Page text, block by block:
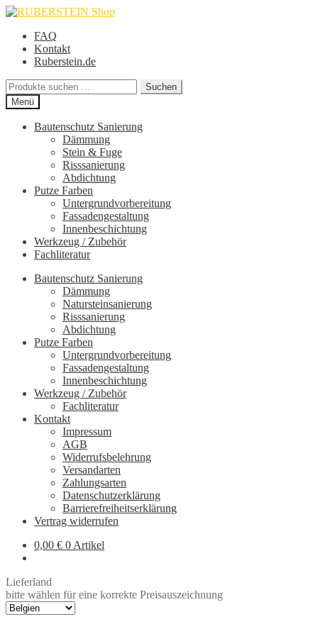
Zur
springen
Zum
springenFAQ
Kontakt
Ruberstein.de
Suche
nach:
Suchen
Menü
Bautenschutz Sanierung
Dämmung
Stein & Fuge
Risssanierung
Abdichtung
Putze Farben
Untergrundvorbereitung
Fassadengestaltung
Innenbeschichtung
Werkzeug / Zubehör
Fachliteratur
Bautenschutz Sanierung
Dämmung
Natursteinsanierung
Risssanierung
Abdichtung
Putze Farben
Untergrundvorbereitung
Fassadengestaltung
Innenbeschichtung
Werkzeug / Zubehör
Fachliteratur
Kontakt
Impressum
AGB
Widerrufsbelehrung
Versandarten
Zahlungsarten
Datenschutzerklärung
Barrierefreiheitserklärung
Vertrag widerrufen
0,00 € 0 Artikel
Lieferland
bitte wählen für eine korrekte Preisauszeichnung